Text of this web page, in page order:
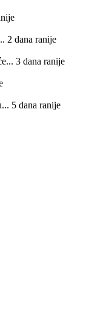
2 dana ranije
3 dana ranije
5 dana ranije